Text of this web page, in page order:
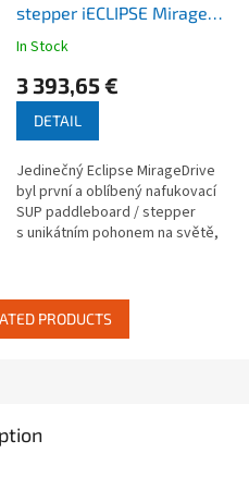
stepper iECLIPSE Mirage
GT nafukovací
The
product
rating
out
of
5
stars.
In Stock
3 393,65 €
DETAIL
Jedinečný Eclipse MirageDrive
byl první a oblíbený nafukovací
SUP paddleboard / stepper
s unikátním pohonem na světě,
PRODUCTS